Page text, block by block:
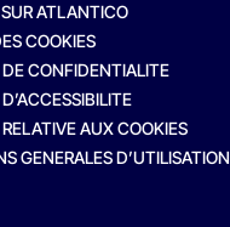
ATLANTICO
COOKIES
CONFIDENTIALITE
AUX COOKIES
GENERALES D’UTILISATION